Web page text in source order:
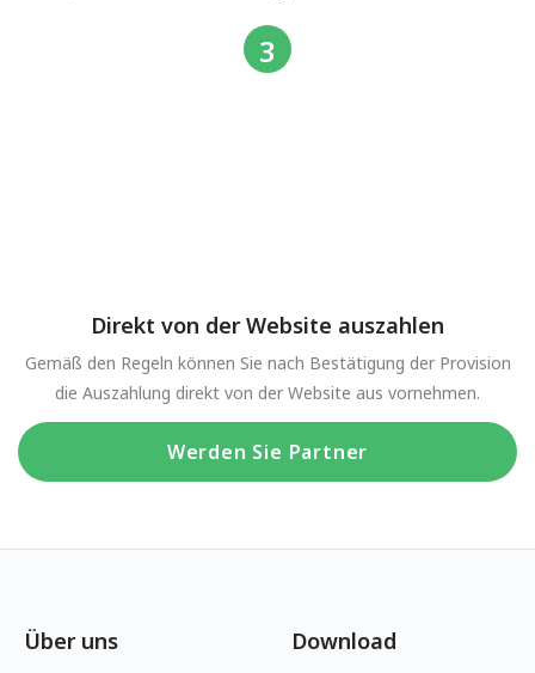
Direkt von der Website auszahlen
Gemäß den Regeln können Sie nach Bestätigung der Provision
die Auszahlung direkt von der Website aus vornehmen.
Werden Sie Partner
Über uns Download